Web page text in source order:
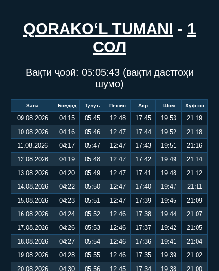
QORAKO‘L TUMANI - 1
СОЛ
Вақти ҷорӣ: 05:05:44(вақти дастгоҳи
шумо)
Sana Бомдод Тулуъ Пешин Аср Шом Хуфтон
09.08.2026 04:15 05:45 12:48 17:45 19:53
21:19
10.08.2026
04:16 05:46 12:47 17:44 19:52
21:18
11.08.2026
04:17 05:47 12:47 17:43 19:51
21:16
12.08.2026
04:19 05:48 12:47 17:42 19:49
21:14
13.08.2026
04:20 05:49 12:47 17:41 19:48
21:12
14.08.2026
04:22 05:50 12:47 17:40 19:47
21:11
15.08.2026
04:23 05:51 12:47 17:39 19:45
21:09
16.08.2026
04:24 05:52 12:46 17:38 19:44
21:07
17.08.2026
04:26 05:53 12:46 17:37 19:42
21:05
18.08.2026
04:27 05:54 12:46 17:36 19:41
21:04
19.08.2026
04:28 05:55 12:46 17:35 19:39
21:02
20.08.2026
04:30 05:56 12:45 17:34 19:38
21:00